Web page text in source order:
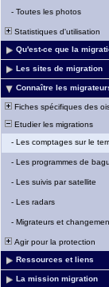
- Toutes les photos
Statistiques d'utilisation
Qu'est-ce que la
Les sites de migration
Connaître les
Fiches spécifiques des
Etudier les migrations
- Les comptages sur le
- Les programmes de
- Les suivis par satellite
- Les radars
- Migrateurs et
Agir pour la protection
Ressources et liens
La mission migration